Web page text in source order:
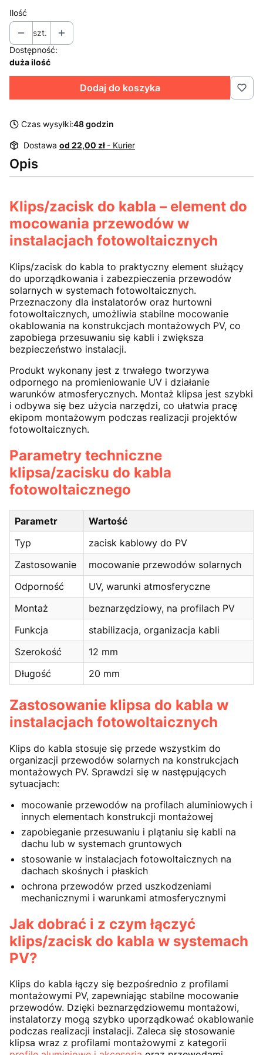
Ilość
szt.
Dostępność:
duża ilość
Dodaj do koszyka
Czas wysyłki:48 godzin
Dostawa od 22,00 zł - Kurier
Opis
Klips/zacisk do kabla – element do
mocowania przewodów w
instalacjach fotowoltaicznych
Klips/zacisk do kabla to praktyczny element służący
do uporządkowania i zabezpieczenia przewodów
solarnych w systemach fotowoltaicznych.
Przeznaczony dla instalatorów oraz hurtowni
fotowoltaicznych, umożliwia stabilne mocowanie
okablowania na konstrukcjach montażowych PV, co
zapobiega przesuwaniu się kabli i zwiększa
bezpieczeństwo instalacji.
Produkt wykonany jest z trwałego tworzywa
odpornego na promieniowanie UV i działanie
warunków atmosferycznych. Montaż klipsa jest szybki
i odbywa się bez użycia narzędzi, co ułatwia pracę
ekipom montażowym podczas realizacji projektów
fotowoltaicznych.
Parametry techniczne
klipsa/zacisku do kabla
fotowoltaicznego
Parametr
Wartość
Typ
zacisk kablowy do PV
Zastosowanie
mocowanie przewodów solarnych
Odporność
UV, warunki atmosferyczne
Montaż
beznarzędziowy, na profilach PV
Funkcja
stabilizacja, organizacja kabli
Szerokość
12 mm
Długość
20 mm
Zastosowanie klipsa do kabla w
instalacjach fotowoltaicznych
Klips do kabla stosuje się przede wszystkim do
organizacji przewodów solarnych na konstrukcjach
montażowych PV. Sprawdzi się w następujących
sytuacjach:
mocowanie przewodów na profilach aluminiowych i
innych elementach konstrukcji montażowej
zapobieganie przesuwaniu i plątaniu się kabli na
dachu lub w systemach gruntowych
stosowanie w instalacjach fotowoltaicznych na
dachach skośnych i płaskich
ochrona przewodów przed uszkodzeniami
mechanicznymi i warunkami atmosferycznymi
Jak dobrać i z czym łączyć
klips/zacisk do kabla w systemach
PV?
Klips do kabla łączy się bezpośrednio z profilami
montażowymi PV, zapewniając stabilne mocowanie
przewodów. Dzięki beznarzędziowemu montażowi,
instalatorzy mogą szybko uporządkować okablowanie
podczas realizacji instalacji. Zaleca się stosowanie
klipsa wraz z profilami montażowymi z kategorii